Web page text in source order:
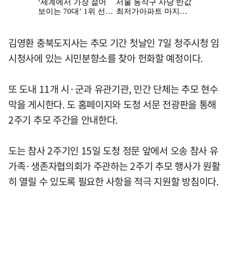
김영환 충북도지사는 추모 기간 첫날인 7일 청주시청 임
시청사에 있는 시민분향소를 찾아 헌화할 예정이다.
또 도내 11개 시·군과 유관기관, 민간 단체는 추모 현수
막을 게시한다. 도 홈페이지와 도청 서문 전광판을 통해
2주기 추모 주간을 안내한다.
도는 참사 2주기인 15일 도청 정문 앞에서 오송 참사 유
가족·생존자협의회가 주관하는 2주기 추모 행사가 원활
히 열릴 수 있도록 필요한 사항을 적극 지원할 방침이다.